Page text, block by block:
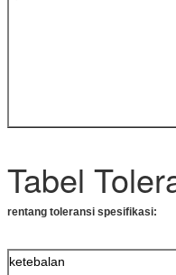
Tabel
rentang toleransi spesifikasi:
ketebalan